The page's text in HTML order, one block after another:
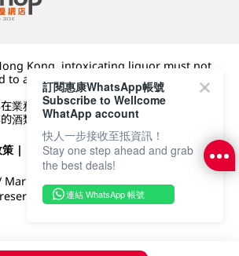
Kong, intoxicating liquor must not
to a minor (under 18) in the course of
業務過程中，向未成年人 (18 歲以下人士)
酒類。
| DFI零售集團
Place. The Dairy Farm Company
訂閱惠康WhatsApp帳號
Subscribe to Wellcome
WhatApp account
快人一步接收至抵資訊！
Stay one step ahead and grab
the best deals!
連結 WhatsApp 帳號